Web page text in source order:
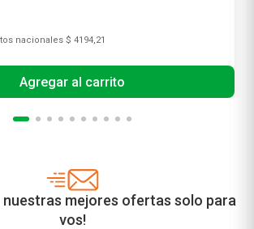
nacionales $ 4194,21
Agregar al carrito
nuestras mejores ofertas solo para
vos!